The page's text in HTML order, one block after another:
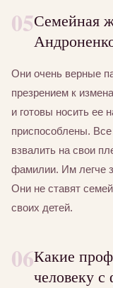
05Семейная
Они очень верные
презрением к
и готовы носить ее
приспособлены.
взвалить на свои
фамилии. Им легче
Они не ставят
своих детей.
06Какие
человеку